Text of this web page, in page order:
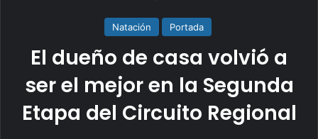
Natación Portada
El dueño de casa volvió a
ser el mejor en la Segunda
Etapa del Circuito Regional